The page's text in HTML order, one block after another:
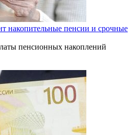
накопительные пенсии и срочные
пенсионных накоплений